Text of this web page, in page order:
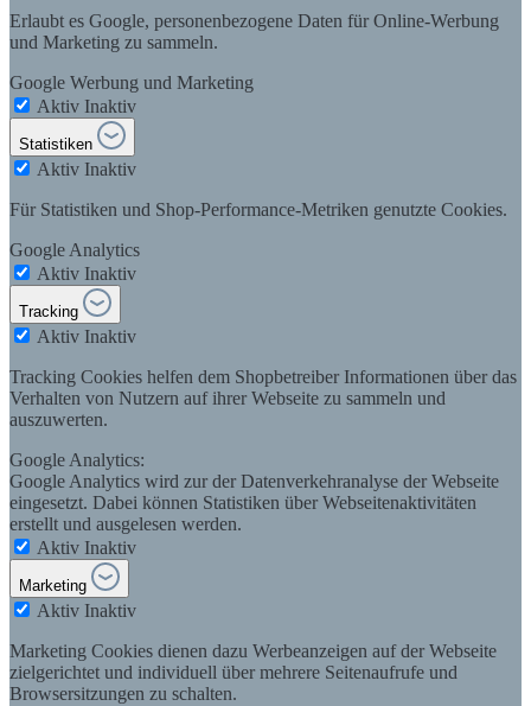
Erlaubt es Google, personenbezogene Daten für Online-Werbung
und Marketing zu sammeln.
Google Werbung und Marketing
Aktiv Inaktiv
Statistiken
Aktiv Inaktiv
Für Statistiken und Shop-Performance-Metriken genutzte Cookies.
Google Analytics
Aktiv Inaktiv
Tracking
Aktiv Inaktiv
Tracking Cookies helfen dem Shopbetreiber Informationen über das
Verhalten von Nutzern auf ihrer Webseite zu sammeln und
auszuwerten.
Google Analytics:
Google Analytics wird zur der Datenverkehranalyse der Webseite
eingesetzt. Dabei können Statistiken über Webseitenaktivitäten
erstellt und ausgelesen werden.
Aktiv Inaktiv
Marketing
Aktiv Inaktiv
Marketing Cookies dienen dazu Werbeanzeigen auf der Webseite
zielgerichtet und individuell über mehrere Seitenaufrufe und
Browsersitzungen zu schalten.